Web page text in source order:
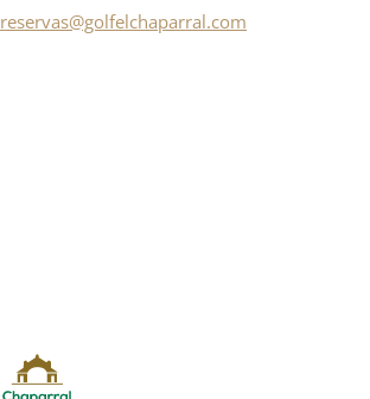
reservas@golfelchaparral.com